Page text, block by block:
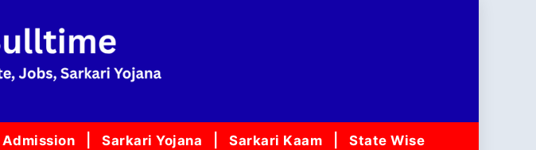
Admission Sarkari Yojana Sarkari Kaam State Wise